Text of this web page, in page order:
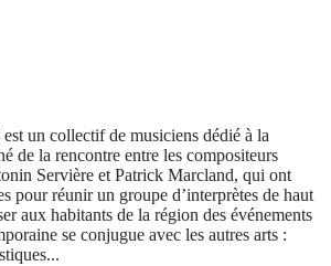
est un collectif de musiciens dédié à la
de la rencontre entre les compositeurs
Servière et Patrick Marcland, qui ont
pour réunir un groupe d’interprètes de haut
aux habitants de la région des événements
se conjugue avec les autres arts :